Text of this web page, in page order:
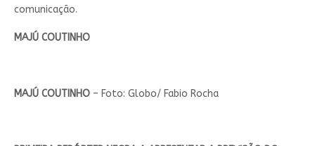
comunicação.
MAJÚ COUTINHO
MAJÚ COUTINHO– Foto: Globo/ Fabio Rocha